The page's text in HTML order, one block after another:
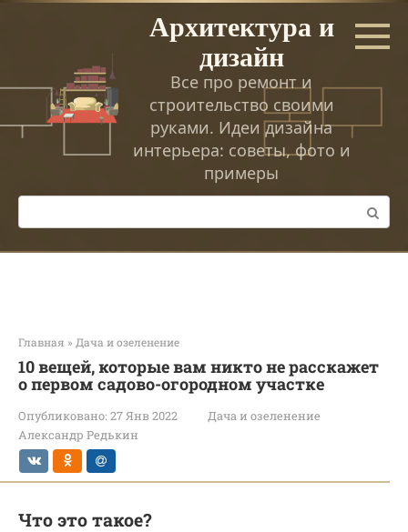
Перейти
Архитектура и
дизайн
Все про ремонт и
строительство своими
руками. Идеи дизайна
интерьера: советы, фото и
примеры
Поиск:
Главная » Дача и озеленение
10 вещей, которые вам никто не расскажет
о первом садово-огородном участке
Опубликовано: 27 Янв 2022
Дача и озеленение
Александр Редькин
Что это такое?